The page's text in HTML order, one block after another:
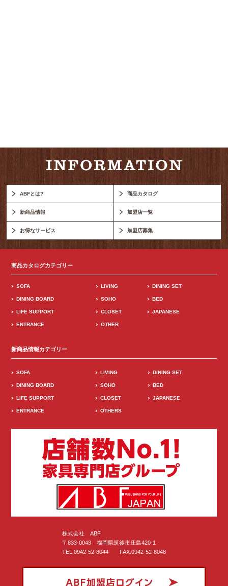
ABFとは? 商品カタログ
新商品情報 加盟店一覧
お得なサービス 加盟店募集
商品カタログカテゴリー
SOFA LIVING DINING SET
DINING BOARD SOHO BED
LIFE SUPPORT CLOSET JAPANESE
ENTRANCE OTHER
新商品情報カテゴリー
SOFA LIVING DINING SET
DINING BOARD SOHO BED
LIFE SUPPORT CLOSET JAPANESE
ENTRANCE OTHERS
株式会社 ABF
〒833-0043 福岡県筑後市庄島420-1
TEL.0942-52-8044 FAX.0942-52-8048